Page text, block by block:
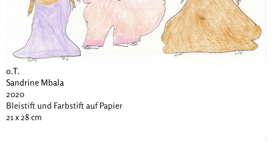
o.T.
Sandrine Mbala
2020
Bleistift und Farbstift auf Papier
21 x 28 cm